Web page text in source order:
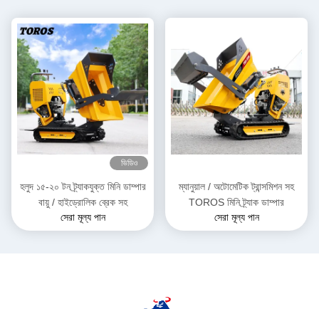
ভিডিও
হলুদ ১৫-২০ টন ট্র্যাকযুক্ত মিনি ডাম্পার
বায়ু / হাইড্রোলিক ব্রেক সহ
সেরা মূল্য পান
ম্যানুয়াল / অটোমেটিক ট্রান্সমিশন সহ
TOROS মিনি ট্র্যাক ডাম্পার
সেরা মূল্য পান